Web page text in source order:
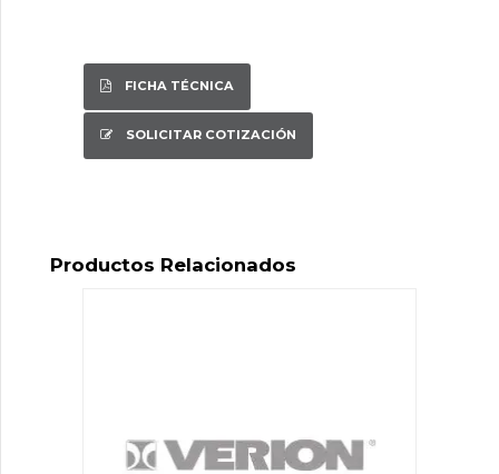
FICHA TÉCNICA
SOLICITAR COTIZACIÓN
Productos Relacionados